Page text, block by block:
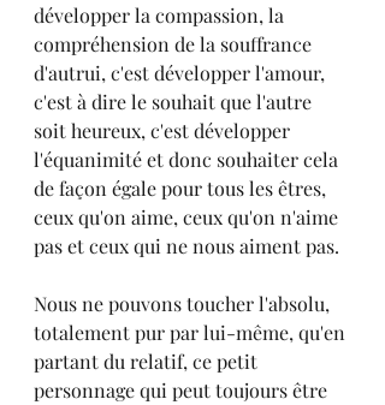
développer la compassion, la
compréhension de la souffrance
d'autrui, c'est développer l'amour,
c'est à dire le souhait que l'autre
soit heureux, c'est développer
l'équanimité et donc souhaiter cela
de façon égale pour tous les êtres,
ceux qu'on aime, ceux qu'on n'aime
pas et ceux qui ne nous aiment pas.
Nous ne pouvons toucher l'absolu,
totalement pur par lui-même, qu'en
partant du relatif, ce petit
personnage qui peut toujours être